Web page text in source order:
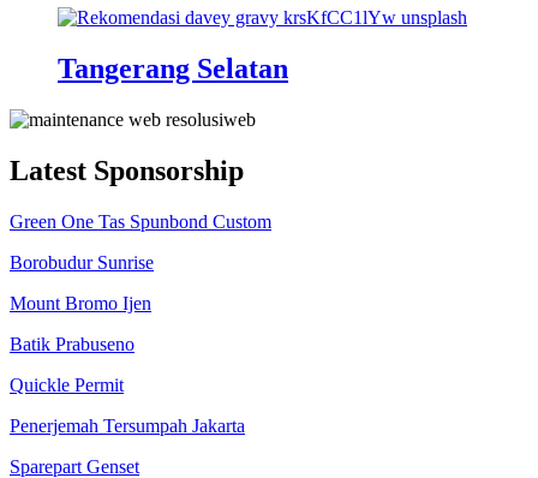
Tangerang Selatan
Latest Sponsorship
Green One Tas Spunbond Custom
Borobudur Sunrise
Mount Bromo Ijen
Batik Prabuseno
Quickle Permit
Penerjemah Tersumpah Jakarta
Sparepart Genset